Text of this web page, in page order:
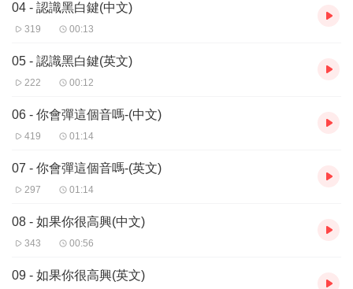
04 - 認識黑白鍵(中文)
319 00:13
05 - 認識黑白鍵(英文)
222 00:12
06 - 你會彈這個音嗎-(中文)
419 01:14
07 - 你會彈這個音嗎-(英文)
297 01:14
08 - 如果你很高興(中文)
343 00:56
09 - 如果你很高興(英文)